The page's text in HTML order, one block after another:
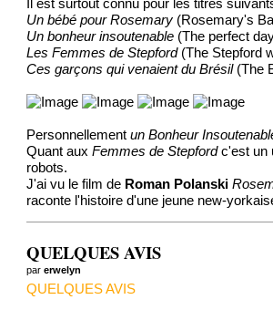
Il est surtout connu pour les titres
Un bébé pour Rosemary (Rosemary's
Un bonheur insoutenable (The perfect
Les Femmes de Stepford(The Stepford
Ces garçons qui venaient du Brésil(The
Personnellementun Bonheur
Quant auxFemmes de Stepfordc'est un
robots.
J'ai vu le film de Roman Polanski
raconte l'histoire d'une jeune new-
QUELQUES AVIS
parerwelyn
QUELQUES AVIS